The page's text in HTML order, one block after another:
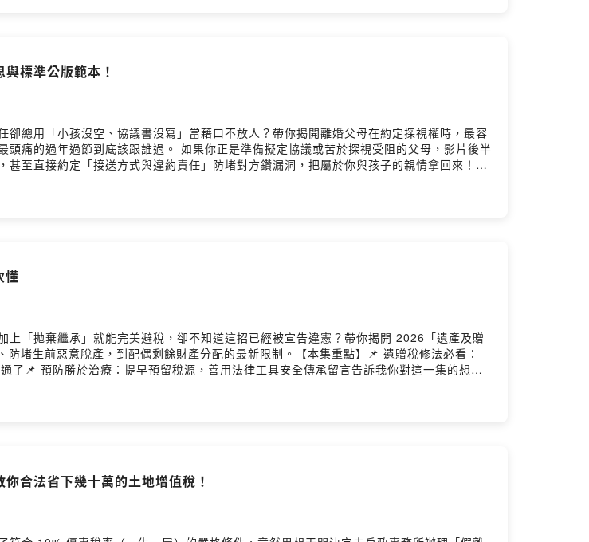
標準公版範本！
總用「小孩沒空、協議書沒寫」當藉口不放人？帶你揭開離婚父母在約定探視權時，最容
痛的過年過節到底該跟誰過。 如果你正是準備擬定協議或苦於探視受阻的父母，影片後半
至直接約定「接送方式與違約責任」防堵對方鑽漏洞，把屬於你與孩子的親情拿回來！
楊繼証 Ray律師官網：https://acelaw58885.com李珮瑄 Kelly律師官網：
懂
「拋棄繼承」就能完美避稅，卻不知道這招已經被宣告違憲？帶你揭開 2026「遺產及贈
堵生前惡意脫產，到配偶剩餘財產分配的最新限制。【本集重點】📌 遺贈稅修法必看：
了📌 預防勝於治療：提早預留稅源，善用法律工具安全傳承留言告訴我你對這一集的想法
reurl.cc/VWq615Powered by Firstory Hosting
合法省下幾十萬的土地增值稅！